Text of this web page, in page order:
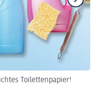
Toilettenpapier!